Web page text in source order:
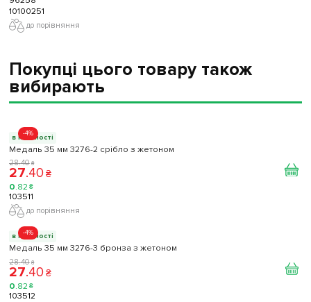
10100251
до порівняння
Покупці цього товару також
вибирають
-4%
в наявності
Медаль 35 мм 3276-2 срібло з жетоном
28.40 ₴
27.40 ₴
0.82 ₴
103511
до порівняння
-4%
в наявності
Медаль 35 мм 3276-3 бронза з жетоном
28.40 ₴
27.40 ₴
0.82 ₴
103512